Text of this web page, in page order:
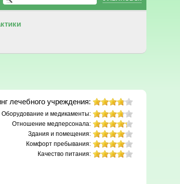
лечебного учреждения:
Оборудование и медикаменты:
Отношение медперсонала:
Здания и помещения:
Комфорт пребывания:
Качество питания: